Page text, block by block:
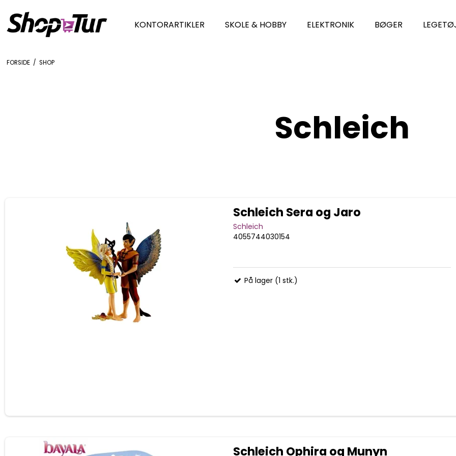
KONTORARTIKLER SKOLE & HOBBY ELEKTRONIK BØGER
FORSIDE / SHOP
Schleich
Schleich Sera og Jaro
Schleich
4055744030154
På lager (1 stk.)
Schleich Ophira og Munyn